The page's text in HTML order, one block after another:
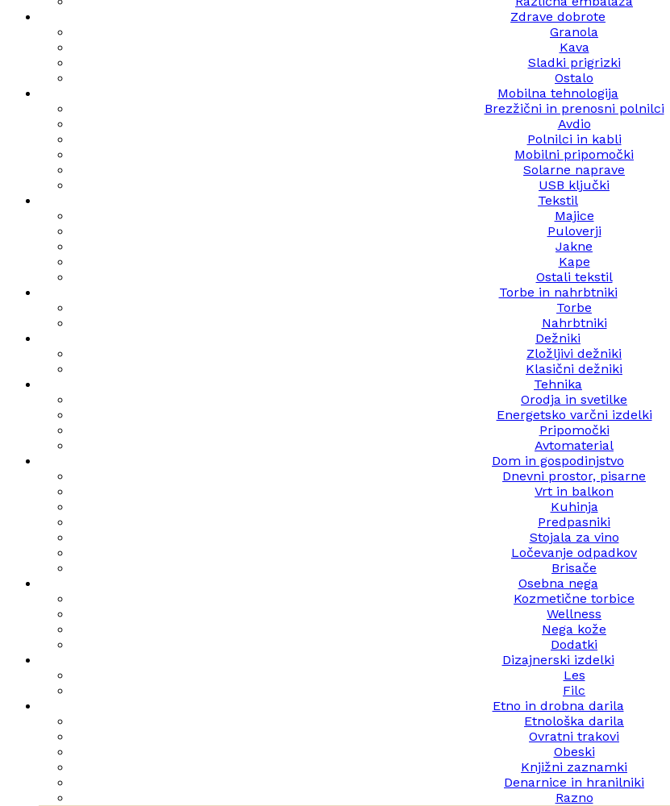
Zdrave dobrote
Granola
Kava
Sladki prigrizki
Ostalo
Mobilna tehnologija
Brezžični in prenosni polnilci
Avdio
Polnilci in kabli
Mobilni pripomočki
Solarne naprave
USB ključki
Tekstil
Majice
Puloverji
Jakne
Kape
Ostali tekstil
Torbe in nahrbtniki
Torbe
Nahrbtniki
Dežniki
Zložljivi dežniki
Klasični dežniki
Tehnika
Orodja in svetilke
Energetsko varčni izdelki
Pripomočki
Avtomaterial
Dom in gospodinjstvo
Dnevni prostor, pisarne
Vrt in balkon
Kuhinja
Predpasniki
Stojala za vino
Ločevanje odpadkov
Brisače
Osebna nega
Kozmetične torbice
Wellness
Nega kože
Dodatki
Dizajnerski izdelki
Les
Filc
Etno in drobna darila
Etnološka darila
Ovratni trakovi
Obeski
Knjižni zaznamki
Denarnice in hranilniki
Razno